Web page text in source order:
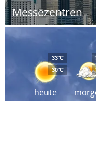
Messezentren
heute
33°C
30°C